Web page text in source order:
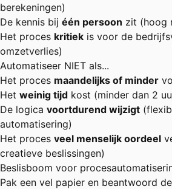
berekeningen)
De kennis bij één persoon zit (hoog
Het proces kritiek is voor de
omzetverlies)
Automatiseer NIET als...
Het proces maandelijks of minder
Het weinig tijd kost (minder dan 2
De logica voortdurend wijzigt
automatisering)
Het proces veel menselijk oordeel
creatieve beslissingen)
Beslisboom voor
Pak een vel papier en beantwoord